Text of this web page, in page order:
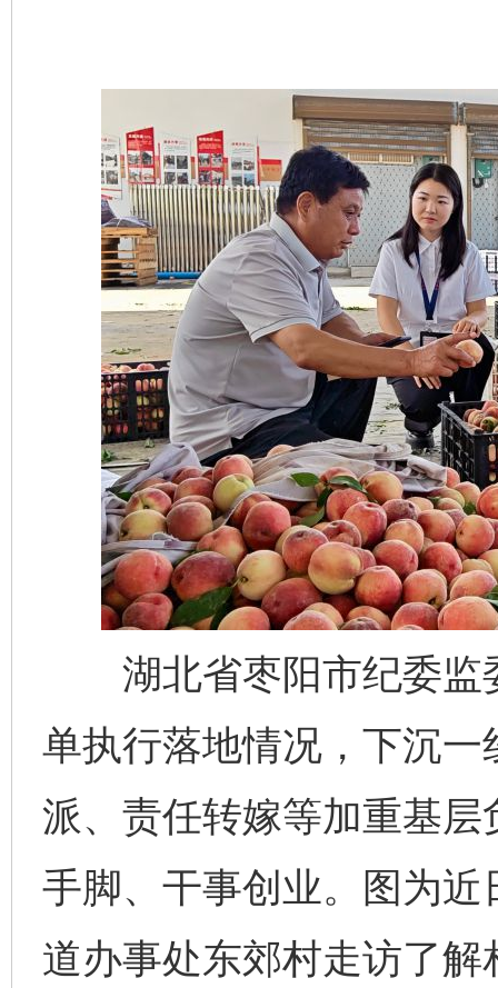
湖北省枣阳市纪委监
单执行落地情况，下沉
派、责任转嫁等加重基
手脚、干事创业。图为
道办事处东郊村走访了